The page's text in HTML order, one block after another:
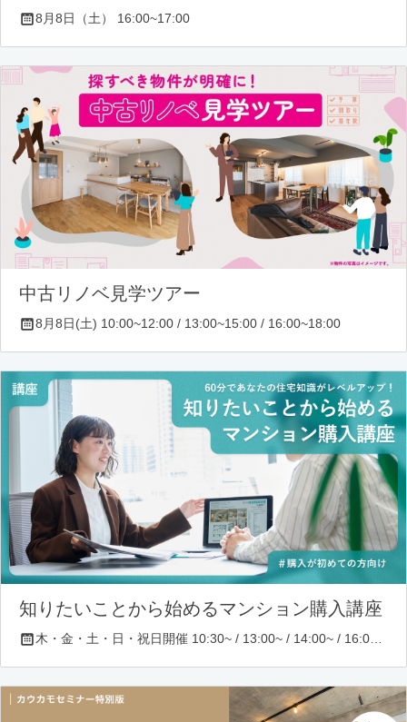
8月8日（土） 16:00~17:00
中古リノベ見学ツアー
8月8日(土) 10:00~12:00 / 13:00~15:00 / 16:00~18:00
知りたいことから始めるマンション購入講座
木・金・土・日・祝日開催 10:30~ / 13:00~ / 14:00~ / 16:00~ / 17:00~/ 18:30~/ 19:30~